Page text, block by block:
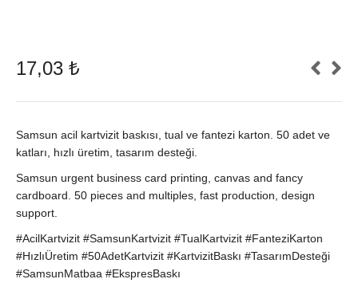
17,03 ₺
Samsun acil kartvizit baskısı, tual ve fantezi karton. 50 adet ve
katları, hızlı üretim, tasarım desteği.
Samsun urgent business card printing, canvas and fancy
cardboard. 50 pieces and multiples, fast production, design
support.
#AcilKartvizit #SamsunKartvizit #TualKartvizit #FanteziKarton
#HızlıÜretim #50AdetKartvizit #KartvizitBaskı #TasarımDesteği
#SamsunMatbaa #EkspresBaskı